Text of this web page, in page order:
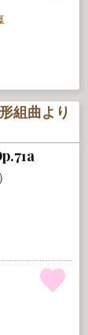
組曲より